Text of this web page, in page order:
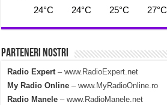
24°C 24°C 25°C 27°C
Parteneri Nostri
Radio Expert–www.RadioExpert.net
My Radio Online –www.MyRadioOnline.ro
Radio Manele–www.RadioManele.net